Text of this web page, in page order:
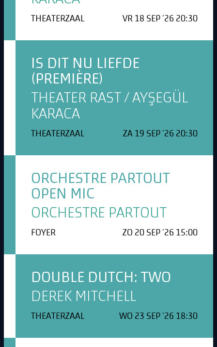
THEATERZAAL VR 18 SEP '26 20:30
IS DIT NU LIEFDE
(PREMIÈRE)
THEATER RAST / AYŞEGÜL
KARACA
THEATERZAAL ZA 19 SEP '26 20:30
ORCHESTRE PARTOUT
OPEN MIC
ORCHESTRE PARTOUT
FOYER ZO 20 SEP '26 15:00
DOUBLE DUTCH: TWO
DEREK MITCHELL
THEATERZAAL WO 23 SEP '26 18:30